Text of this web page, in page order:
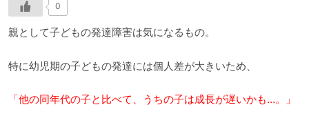
0
親として子どもの発達障害は気になるもの。
特に幼児期の子どもの発達には個人差が大きいため、
「他の同年代の子と比べて、うちの子は成長が遅いかも…。」